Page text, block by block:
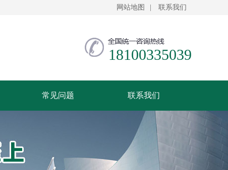
网站地图 联系我们
18100335039
常见问题 联系我们